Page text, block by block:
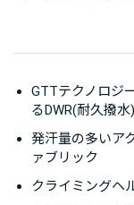
GTTテクノロジ
るDWR(耐久撥
発汗量の多いア
ァブリック
クライミングヘ